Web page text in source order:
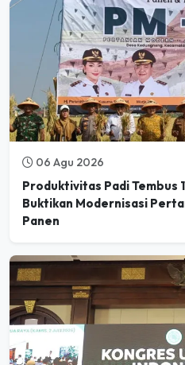
06 Agu 2026
Produktivitas Padi Tembus
Buktikan Modernisasi
Panen